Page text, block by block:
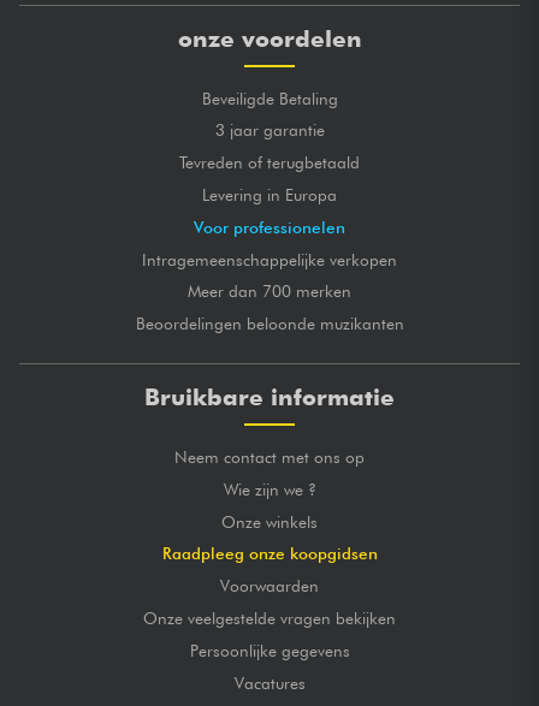
onze voordelen
Beveiligde Betaling
3 jaar garantie
Tevreden of terugbetaald
Levering in Europa
Voor professionelen
Intragemeenschappelijke verkopen
Meer dan 700 merken
Beoordelingen beloonde muzikanten
Bruikbare informatie
Neem contact met ons op
Wie zijn we ?
Onze winkels
Raadpleeg onze koopgidsen
Voorwaarden
Onze veelgestelde vragen bekijken
Persoonlijke gegevens
Vacatures